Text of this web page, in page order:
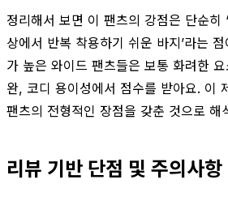
정리해서 보면 이 팬츠의 강점은 단순히
상에서 반복 착용하기 쉬운 바지’라는
가 높은 와이드 팬츠들은 보통 화려한
완, 코디 용이성에서 점수를 받아요. 이
팬츠의 전형적인 장점을 갖춘 것으로 해
리뷰 기반 단점 및 주의사항